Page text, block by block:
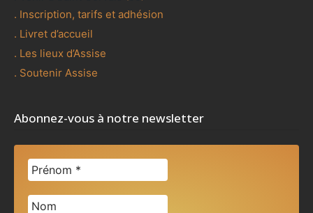
. Inscription, tarifs et adhésion
. Livret d’accueil
. Les lieux d’Assise
. Soutenir Assise
Abonnez-vous à notre newsletter